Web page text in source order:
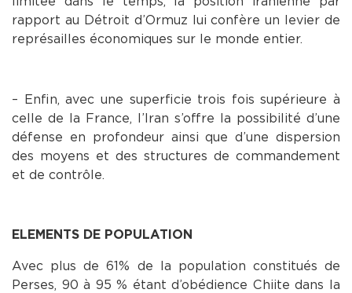
rapport au Détroit d’Ormuz lui confère un levier de
représailles économiques sur le monde entier.
– Enfin, avec une superficie trois fois supérieure à
celle de la France, l’Iran s’offre la possibilité d’une
défense en profondeur ainsi que d’une dispersion
des moyens et des structures de commandement
et de contrôle.
ELEMENTS DE POPULATION
Avec plus de 61% de la population constitués de
Perses, 90 à 95 % étant d’obédience Chiite dans la